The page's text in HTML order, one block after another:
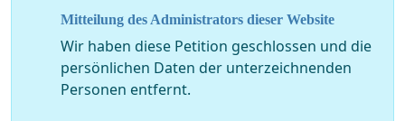
Mitteilung des Administrators dieser Website
Wir haben diese Petition geschlossen und die
persönlichen Daten der unterzeichnenden
Personen entfernt.